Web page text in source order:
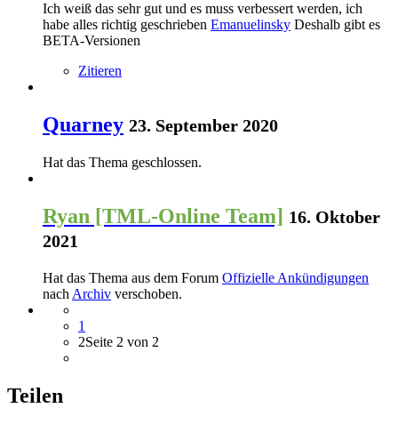
Ich weiß das sehr gut und es muss verbessert werden, ich
habe alles richtig geschrieben Emanuelinsky Deshalb gibt es
BETA-Versionen
Zitieren
Quarney 23. September 2020
Hat das Thema geschlossen.
Ryan [TML-Online Team] 16. Oktober
2021
Hat das Thema aus dem Forum Offizielle Ankündigungen
nach Archiv verschoben.
1
2Seite 2 von 2
Teilen